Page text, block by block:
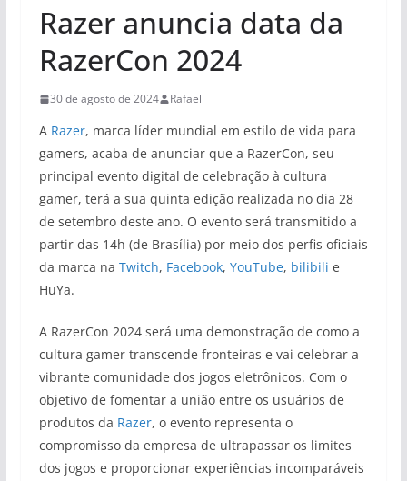
Razer anuncia data da
RazerCon 2024
30 de agosto de 2024 Rafael
A Razer, marca líder mundial em estilo de vida para
gamers, acaba de anunciar que a RazerCon, seu
principal evento digital de celebração à cultura
gamer, terá a sua quinta edição realizada no dia 28
de setembro deste ano. O evento será transmitido a
partir das 14h (de Brasília) por meio dos perfis oficiais
da marca na Twitch, Facebook, YouTube, bilibili e
HuYa.
A RazerCon 2024 será uma demonstração de como a
cultura gamer transcende fronteiras e vai celebrar a
vibrante comunidade dos jogos eletrônicos. Com o
objetivo de fomentar a união entre os usuários de
produtos da Razer, o evento representa o
compromisso da empresa de ultrapassar os limites
dos jogos e proporcionar experiências incomparáveis